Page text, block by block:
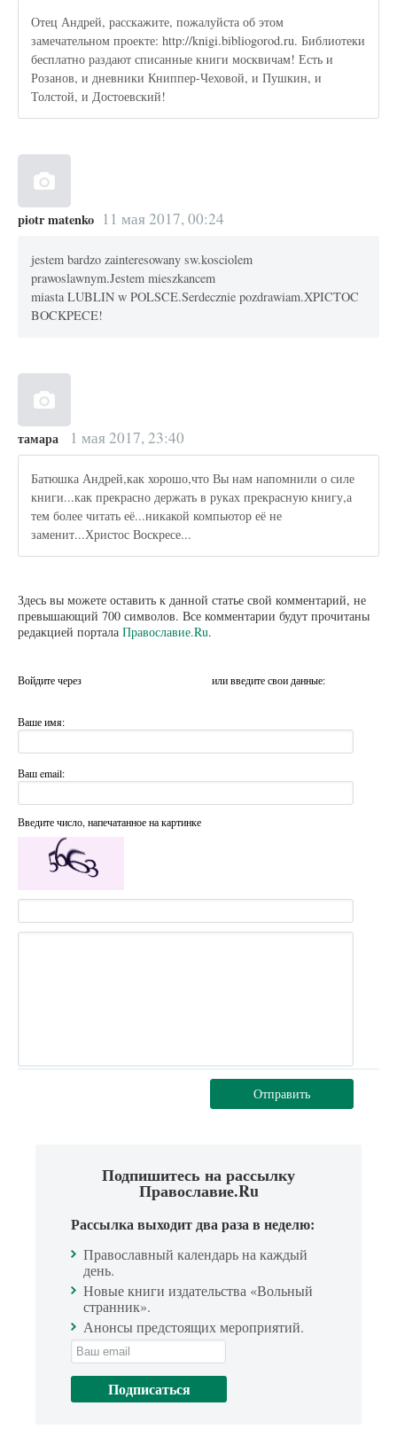
Отец Андрей, расскажите, пожалуйста об этом
замечательном проекте: http://knigi.bibliogorod.ru. Библиотеки
бесплатно раздают списанные книги москвичам! Есть и
Розанов, и дневники Книппер-Чеховой, и Пушкин, и
Толстой, и Достоевский!
piotr matenko 11 мая 2017, 00:24
jestem bardzo zainteresowany sw.kosciolem
prawoslawnym.Jestem mieszkancem
miasta LUBLIN w POLSCE.Serdecznie pozdrawiam.XPICTOC
BOCKPECE!
тамара 1 мая 2017, 23:40
Батюшка Андрей,как хорошо,что Вы нам напомнили о силе
книги...как прекрасно держать в руках прекрасную книгу,а
тем более читать её...никакой компьютор её не
заменит...Христос Воскресе...
Здесь вы можете оставить к данной статье свой комментарий, не
превышающий 700 символов. Все комментарии будут прочитаны
редакцией портала Православие.Ru.
Войдите через или введите свои данные:
Ваше имя:
Ваш email:
Введите число, напечатанное на картинке
Отправить
Подпишитесь на рассылку
Православие.Ru
Рассылка выходит два раза в неделю:
Православный календарь на каждый
день.
Новые книги издательства «Вольный
странник».
Анонсы предстоящих мероприятий.